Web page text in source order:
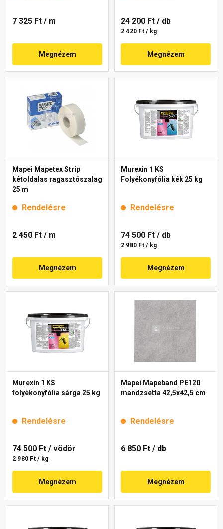
7 325 Ft / m
Megnézem
24 200 Ft / db
2 420 Ft / kg
Megnézem
Mapei Mapetex Strip
kétoldalas ragasztószalag
25 m
Rendelésre
2 450 Ft / m
Megnézem
Murexin 1 KS
Folyékonyfólia kék 25 kg
Rendelésre
74 500 Ft / db
2 980 Ft / kg
Megnézem
Murexin 1 KS
folyékonyfólia sárga 25 kg
Rendelésre
74 500 Ft / vödör
2 980 Ft / kg
Megnézem
Mapei Mapeband PE120
mandzsetta 42,5x42,5 cm
Rendelésre
6 850 Ft / db
Megnézem